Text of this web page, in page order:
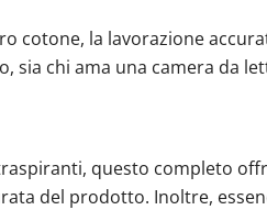
cotone, la lavorazione
sia chi ama una camera da
questo completo
del prodotto. Inoltre,